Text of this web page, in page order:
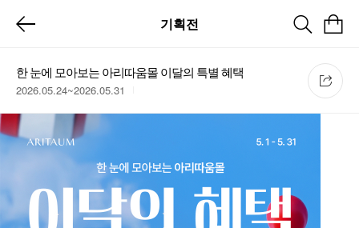
기획전
한 눈에 모아보는 아리따움몰 이달의 특별 혜택
2026.05.24~2026.05.31